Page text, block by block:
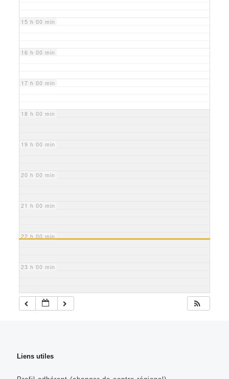
15 h 00 min
16 h 00 min
17 h 00 min
18 h 00 min
19 h 00 min
20 h 00 min
21 h 00 min
22 h 00 min
23 h 00 min
Liens utiles